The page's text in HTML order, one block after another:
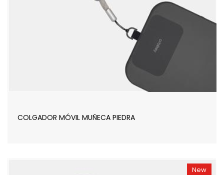
COLGADOR MÓVIL MUÑECA PIEDRA
New